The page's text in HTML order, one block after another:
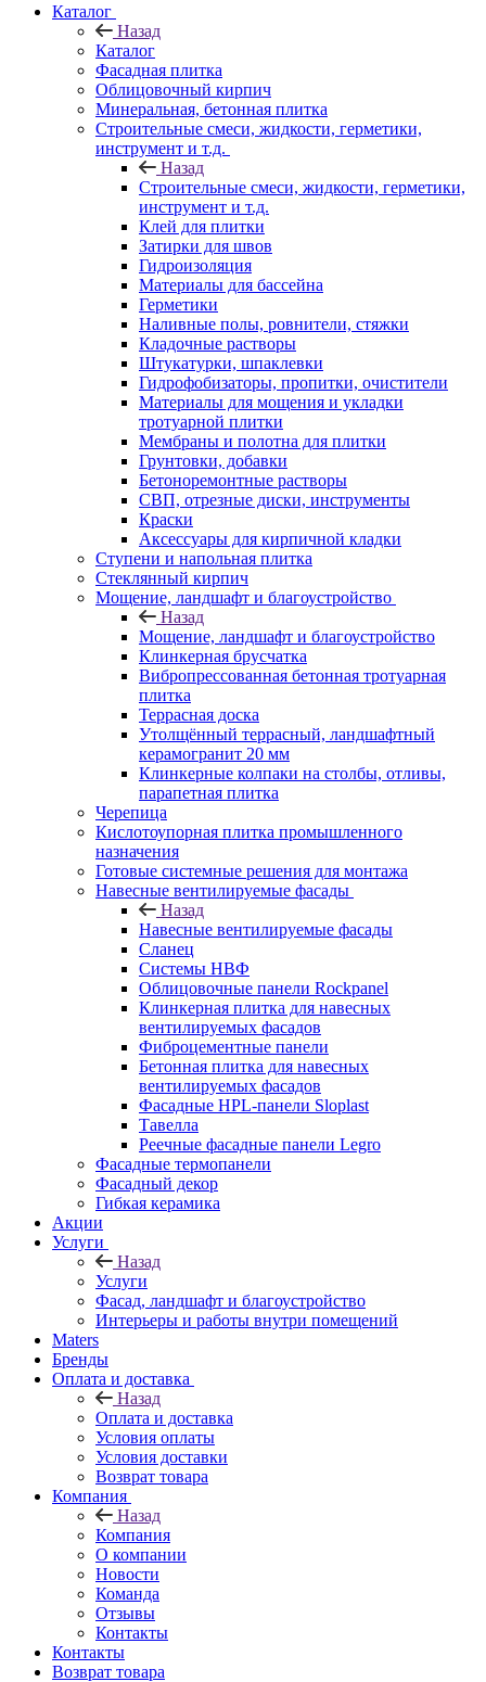
Каталог
Назад
Каталог
Фасадная плитка
Облицовочный кирпич
Минеральная, бетонная плитка
Строительные смеси, жидкости, герметики,
инструмент и т.д.
Назад
Строительные смеси, жидкости, герметики,
инструмент и т.д.
Клей для плитки
Затирки для швов
Гидроизоляция
Материалы для бассейна
Герметики
Наливные полы, ровнители, стяжки
Кладочные растворы
Штукатурки, шпаклевки
Гидрофобизаторы, пропитки, очистители
Материалы для мощения и укладки
тротуарной плитки
Мембраны и полотна для плитки
Грунтовки, добавки
Бетоноремонтные растворы
СВП, отрезные диски, инструменты
Краски
Аксессуары для кирпичной кладки
Ступени и напольная плитка
Cтеклянный кирпич
Мощение, ландшафт и благоустройство
Назад
Мощение, ландшафт и благоустройство
Клинкерная брусчатка
Вибропрессованная бетонная тротуарная
плитка
Террасная доска
Утолщённый террасный, ландшафтный
керамогранит 20 мм
Клинкерные колпаки на столбы, отливы,
парапетная плитка
Черепица
Кислотоупорная плитка промышленного
назначения
Готовые системные решения для монтажа
Навесные вентилируемые фасады
Назад
Навесные вентилируемые фасады
Сланец
Системы НВФ
Облицовочные панели Rockpanel
Клинкерная плитка для навесных
вентилируемых фасадов
Фиброцементные панели
Бетонная плитка для навесных
вентилируемых фасадов
Фасадные HPL-панели Sloplast
Тавелла
Реечные фасадные панели Legro
Фасадные термопанели
Фасадный декор
Гибкая керамика
Акции
Услуги
Назад
Услуги
Фасад, ландшафт и благоустройство
Интерьеры и работы внутри помещений
Maters
Бренды
Оплата и доставка
Назад
Оплата и доставка
Условия оплаты
Условия доставки
Возврат товара
Компания
Назад
Компания
О компании
Новости
Команда
Отзывы
Контакты
Контакты
Возврат товара